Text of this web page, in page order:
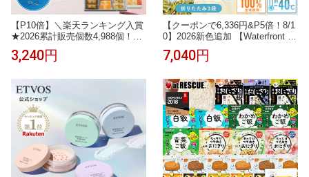
【P10倍】＼楽天ランキング入賞
★2026累計販売個数4,988個！／
お中元 ゼリー ギフト 詰め合わせ
贈り物 フルーツ スイーツ お菓子
見舞い のし対応【季節限定】HT
F-30ASN2A テリーヌ・ドゥ・フ
リュイ・アソート MA※お届けは
9/22まで
3,240円
【クーポンで6,336円&P5倍！8/1
0】2026新色追加 【Waterfront 公
式】-40℃の遮熱効果 COKAGE+
日傘 折りたたみ 3段 完全遮光 生
率61％ 東レ サマーシールド UV
カット 軽量 遮熱 耐風 撥水 コン
パクト 折り畳み傘 紫外線対策 日
焼け対策
7,040円